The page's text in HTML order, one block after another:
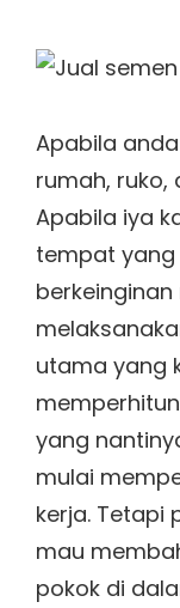
Apabila
rumah,
Apabila iya
tempat yang
utama yang
yang
mulai
kerja. Tetapi
mau
pokok di